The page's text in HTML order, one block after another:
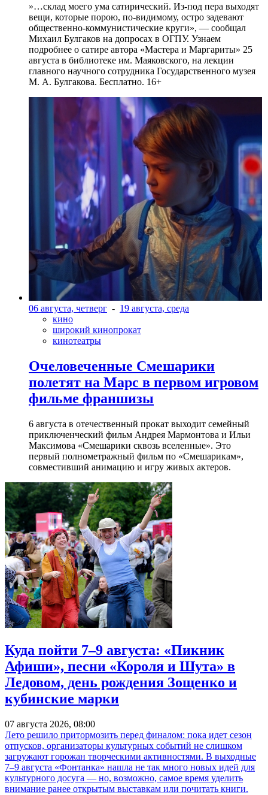
»…склад моего ума сатирический. Из-под пера выходят
вещи, которые порою, по-видимому, остро задевают
общественно-коммунистические круги», — сообщал
Михаил Булгаков на допросах в ОГПУ. Узнаем
подробнее о сатире автора «Мастера и Маргариты» 25
августа в библиотеке им. Маяковского, на лекции
главного научного сотрудника Государственного музея
М. А. Булгакова. Бесплатно. 16+
06 августа, четверг - 19 августа, среда
кино
широкий кинопрокат
кинотеатры
Очеловеченные Смешарики
полетят на Марс в первом игровом
фильме франшизы
6 августа в отечественный прокат выходит семейный
приключенческий фильм Андрея Мармонтова и Ильи
Максимова «Смешарики сквозь вселенные». Это
первый полнометражный фильм по «Смешарикам»,
совместивший анимацию и игру живых актеров.
Куда пойти 7–9 августа: «Пикник
Афиши», песни «Короля и Шута» в
Ледовом, день рождения Зощенко и
кубинские марки
07 августа 2026, 08:00
Лето решило притормозить перед финалом: пока идет сезон
отпусков, организаторы культурных событий не слишком
загружают горожан творческими активностями. В выходные
7–9 августа «Фонтанка» нашла не так много новых идей для
культурного досуга — но, возможно, самое время уделить
внимание ранее открытым выставкам или почитать книги.